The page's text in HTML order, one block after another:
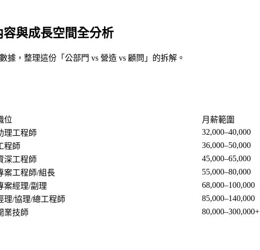
與成長空間全分析
據，整理這份「公部門 vs 營造 vs 顧問」的拆解。
位 月薪範圍
理工程師 32,000–40,000
程師 36,000–50,000
深工程師 45,000–65,000
案工程師/組長 55,000–80,000
案經理/副理 68,000–100,000
理/協理/總工程師 85,000–140,000
業技師 80,000–300,000+